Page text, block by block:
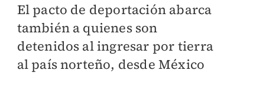
El pacto de deportación abarca
también a quienes son
detenidos al ingresar por tierra
al país norteño, desde México